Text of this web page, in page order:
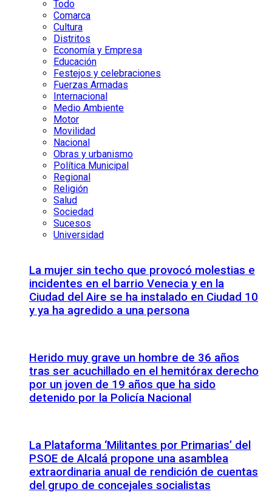
Todo
Comarca
Cultura
Distritos
Economía y Empresa
Educación
Festejos y celebraciones
Fuerzas Armadas
Internacional
Medio Ambiente
Motor
Movilidad
Nacional
Obras y urbanismo
Política Municipal
Regional
Religión
Salud
Sociedad
Sucesos
Universidad
La mujer sin techo que provocó molestias e
incidentes en el barrio Venecia y en la
Ciudad del Aire se ha instalado en Ciudad 10
y ya ha agredido a una persona
Herido muy grave un hombre de 36 años
tras ser acuchillado en el hemitórax derecho
por un joven de 19 años que ha sido
detenido por la Policía Nacional
La Plataforma ‘Militantes por Primarias’ del
PSOE de Alcalá propone una asamblea
extraordinaria anual de rendición de cuentas
del grupo de concejales socialistas